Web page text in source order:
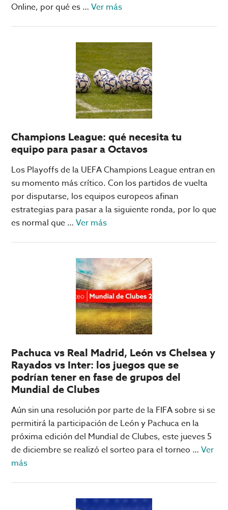
Online, por qué es …Ver másacerca
razones
para
elegir
Big
Bola
Online
casino
favorito
Champions League: qué necesita tu
equipo para pasar a Octavos
Los Playoffs de la UEFA Champions League entran en
su momento más crítico. Con los partidos de vuelta
por disputarse, los equipos europeos afinan
estrategias para pasar a la siguiente ronda, por lo que
es normal que …Ver másacerca
League:
qué
necesita
tu
equipo
para
a
Octavos
Pachuca vs Real Madrid, León vs Chelsea y
Rayados vs Inter: los juegos que se
podrían tener en fase de grupos del
Mundial de Clubes
Aún sin una resolución por parte de la FIFA sobre si se
permitirá la participación de León y Pachuca en la
próxima edición del Mundial de Clubes, este jueves 5
de diciembre se realizó el sorteo para el torneo …Ver
másacerca